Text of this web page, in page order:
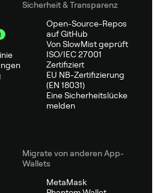
Sicherheit & Transparenz
Open-Source-Repos
auf GitHub
Von SlowMist geprüft
ISO/IEC 27001
Zertifiziert
EU NB-Zertifizierung
(EN 18031)
Eine Sicherheitslücke
melden
Migrate von anderen App-
Wallets
MetaMask